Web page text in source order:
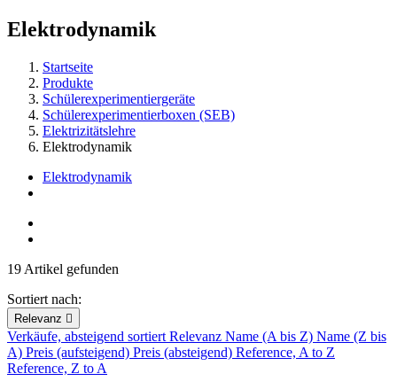
Elektrodynamik
Startseite
Produkte
Schülerexperimentiergeräte
Schülerexperimentierboxen (SEB)
Elektrizitätslehre
Elektrodynamik
Elektrodynamik
19 Artikel gefunden
Sortiert nach:
Relevanz 
Verkäufe, absteigend sortiert Relevanz Name (A bis Z) Name (Z bis
A) Preis (aufsteigend) Preis (absteigend) Reference, A to Z
Reference, Z to A